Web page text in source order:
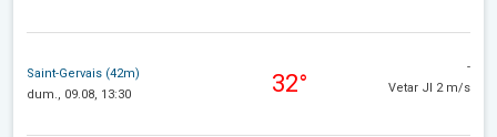
Saint-Gervais (42m)
dum., 09.08, 13:30
32°
-
Vetar JI 2 m/s